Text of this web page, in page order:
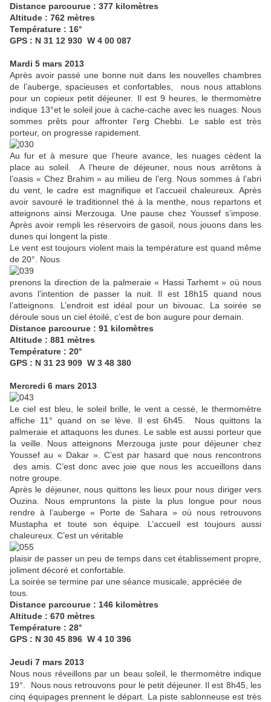
Distance parcourue : 377 kilomètres
Altitude : 762 mètres
Température : 16°
GPS : N 31 12 930 W 4 00 087
Mardi 5 mars 2013
Après avoir passé une bonne nuit dans les nouvelles chambres
de l’auberge, spacieuses et confortables, nous nous attablons
pour un copieux petit déjeuner. Il est 9 heures, le thermomètre
indique 13°et le soleil joue à cache-cache avec les nuages. Nous
sommes prêts pour affronter l’erg Chebbi. Le sable est très
porteur, on progresse rapidement.
Au fur et à mesure que l’heure avance, les nuages cèdent la
place au soleil. A l’heure de déjeuner, nous nous arrêtons à
l’oasis « Chez Brahim » au milieu de l’erg. Nous sommes à l’abri
du vent, le cadre est magnifique et l’accueil chaleureux. Après
avoir savouré le traditionnel thé à la menthe, nous repartons et
atteignons ainsi Merzouga. Une pause chez Youssef s’impose.
Après avoir rempli les réservoirs de gasoil, nous jouons dans les
dunes qui longent la piste.
Le vent est toujours violent mais la température est quand même
de 20°. Nous
prenons la direction de la palmeraie « Hassi Tarhemt » où nous
avons l’intention de passer la nuit. Il est 18h15 quand nous
l’atteignons. L’endroit est idéal pour un bivouac. La soirée se
déroule sous un ciel étoilé, c’est de bon augure pour demain.
Distance parcourue : 91 kilomètres
Altitude : 881 mètres
Température : 20°
GPS : N 31 23 909 W 3 48 380
Mercredi 6 mars 2013
Le ciel est bleu, le soleil brille, le vent a cessé, le thermomètre
affiche 11° quand on se lève. Il est 6h45. Nous quittons la
palmeraie et attaquons les dunes. Le sable est aussi porteur que
la veille. Nous atteignons Merzouga juste pour déjeuner chez
Youssef au « Dakar ». C’est par hasard que nous rencontrons
des amis. C’est donc avec joie que nous les accueillons dans
notre groupe.
Après le déjeuner, nous quittons les lieux pour nous diriger vers
Ouzina. Nous empruntons la piste la plus longue pour nous
rendre à l’auberge « Porte de Sahara » où nous retrouvons
Mustapha et toute son équipe. L’accueil est toujours aussi
chaleureux. C’est un véritable
plaisir de passer un peu de temps dans cet établissement propre,
joliment décoré et confortable.
La soirée se termine par une séance musicale, appréciée de
tous.
Distance parcourue : 146 kilomètres
Altitude : 670 mètres
Température : 28°
GPS : N 30 45 896 W 4 10 396
Jeudi 7 mars 2013
Nous nous réveillons par un beau soleil, le thermomètre indique
19°. Nous nous retrouvons pour le petit déjeuner. Il est 8h45, les
cinq équipages prennent le départ. La piste sablonneuse est très